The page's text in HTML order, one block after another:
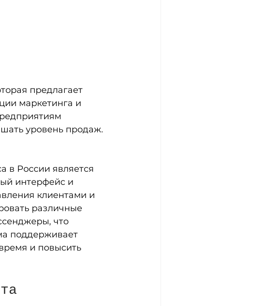
предлагает
маркетинга и
уровень продаж.
в России является
интерфейс и
клиентами и
различные
что
поддерживает
и повысить